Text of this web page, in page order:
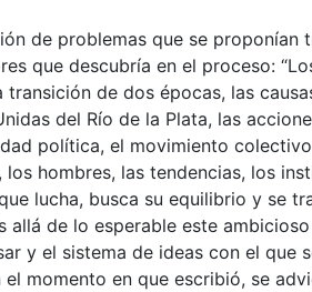
de problemas que se
que descubría en el proceso:
transición de dos épocas, las
del Río de la Plata, las
política, el movimiento
los hombres, las tendencias, los
lucha, busca su equilibrio y se
allá de lo esperable este
y el sistema de ideas con el que
el momento en que escribió, se